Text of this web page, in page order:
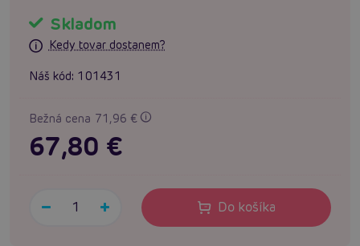
Skladom
Kedy tovar dostanem?
Náš kód: 101431
Bežná cena 71,96 €
67,80 €
Do košíka